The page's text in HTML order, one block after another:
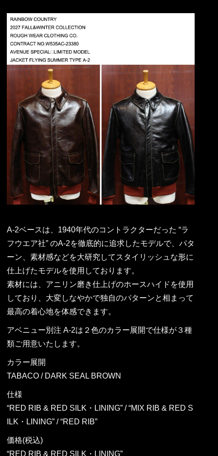
A-2ベースは、1940年代のコントラクターだった “ラ
フウエア社” のA-2を徹底的に追求したモデルで、パタ
ーン、素材感などを大研究してスタイリッシュな形に
仕上げたモデルを使用しております。
素材には、アニリン磨き仕上げのホースハイドを使用
しており、大変しなやかで独自のパターンと相まって
最高の着心地を体感できます。
アベニュー別注 A-2は２色のカラー展開で仕様が３種
類ご用意いたします。
カラー展開
TABACO / DARK SEAL BROWN
仕様
“RED RIB & RED SILK・LINING” / “MIX RIB & RED S
ILK・LINING” / “RED RIB”
価格(税込)
“RED RIB & RED SILK・LINING”